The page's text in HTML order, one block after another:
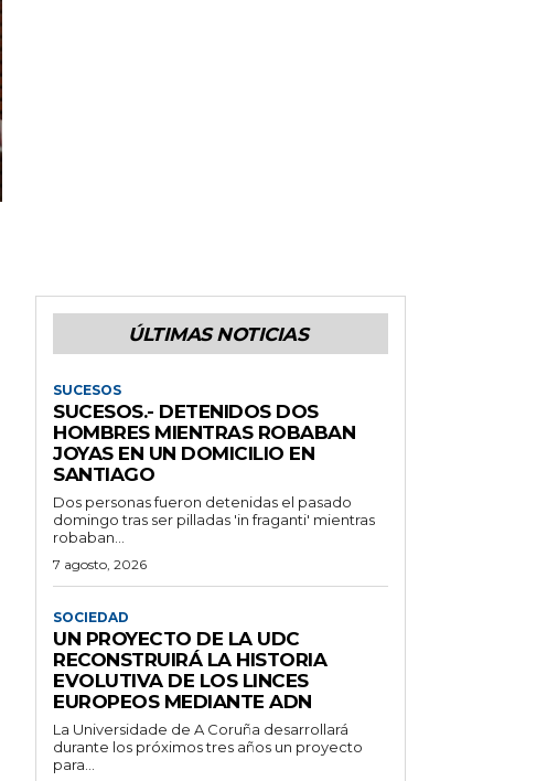
ÚLTIMAS NOTICIAS
SUCESOS
SUCESOS.- DETENIDOS DOS
HOMBRES MIENTRAS ROBABAN
JOYAS EN UN DOMICILIO EN
SANTIAGO
Dos personas fueron detenidas el pasado
domingo tras ser pilladas 'in fraganti' mientras
robaban...
7 agosto, 2026
SOCIEDAD
UN PROYECTO DE LA UDC
RECONSTRUIRÁ LA HISTORIA
EVOLUTIVA DE LOS LINCES
EUROPEOS MEDIANTE ADN
La Universidade de A Coruña desarrollará
durante los próximos tres años un proyecto
para...